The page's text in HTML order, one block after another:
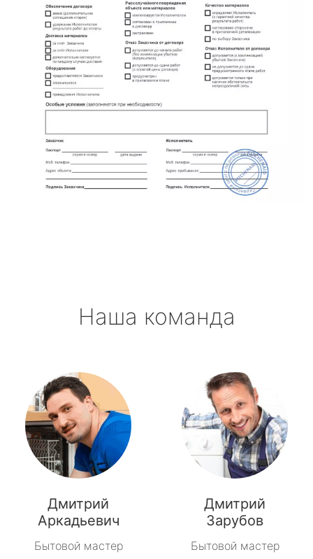
Наша команда
Дмитрий
Аркадьевич
Бытовой мастер
Дмитрий
Зарубов
Бытовой мастер